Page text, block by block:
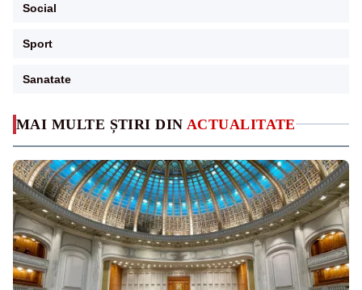
MAI MULTE ȘTIRI DIN ACTUALITATE
Social
Sport
Sanatate